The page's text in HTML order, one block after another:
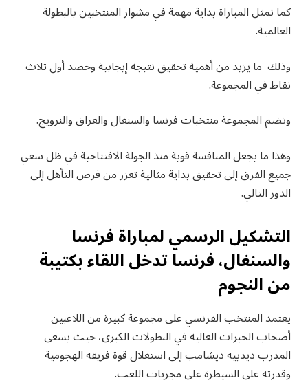
كما تمثل المباراة بداية مهمة في مشوار المنتخبين بالبطولة
العالمية.
وذلك ما يزيد من أهمية تحقيق نتيجة إيجابية وحصد أول ثلاث
نقاط في المجموعة.
وتضم المجموعة منتخبات فرنسا والسنغال والعراق والنرويج.
وهذا ما يجعل المنافسة قوية منذ الجولة الافتتاحية في ظل سعي
جميع الفرق إلى تحقيق بداية مثالية تعزز من فرص التأهل إلى
الدور التالي.
التشكيل الرسمي لمباراة فرنسا
والسنغال، فرنسا تدخل اللقاء بكتيبة
من النجوم
يعتمد المنتخب الفرنسي على مجموعة كبيرة من اللاعبين
أصحاب الخبرات العالية في البطولات الكبرى، حيث يسعى
المدرب ديدييه ديشامب إلى استغلال قوة فريقه الهجومية
وقدرته على السيطرة على مجريات اللعب.